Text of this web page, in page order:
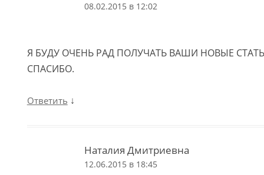
08.02.2015 в 12:02
Я БУДУ ОЧЕНЬ РАД ПОЛУЧАТЬ ВАШИ НОВЫЕ
СПАСИБО.
Ответить ↓
Наталия Дмитриевна
12.06.2015 в 18:45